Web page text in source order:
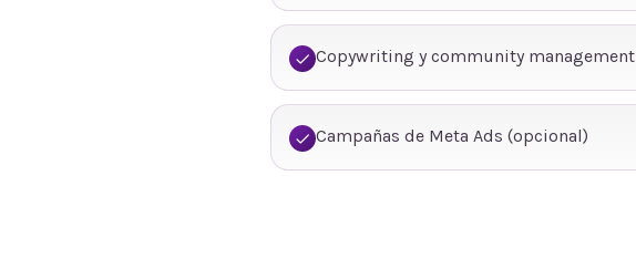
Copywriting y community management
Campañas de Meta Ads (opcional)